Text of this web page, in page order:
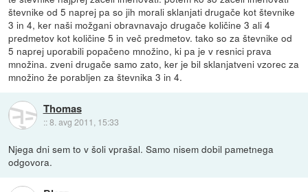
števnike od 5 naprej pa so jih morali sklanjati drugače kot števnike
3 in 4, ker naši možgani obravnavajo drugače količine 3 ali 4
predmetov kot količine 5 in več predmetov. tako so za števnike od
5 naprej uporabili popačeno množino, ki pa je v resnici prava
množina. zveni drugače samo zato, ker je bil sklanjatveni vzorec za
množino že porabljen za števnika 3 in 4.
Thomas
::8. avg 2011, 15:33
Njega dni sem to v šoli vprašal. Samo nisem dobil pametnega
odgovora.